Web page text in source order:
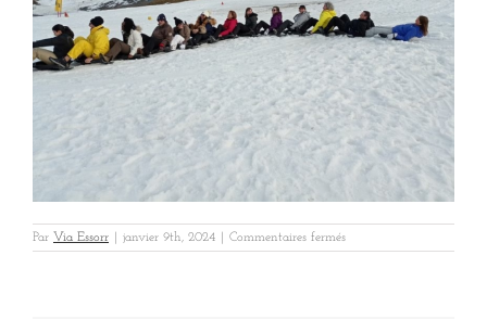
Par Via Essorr janvier 9th, 2024 Commentaires ferméssur
Resmed